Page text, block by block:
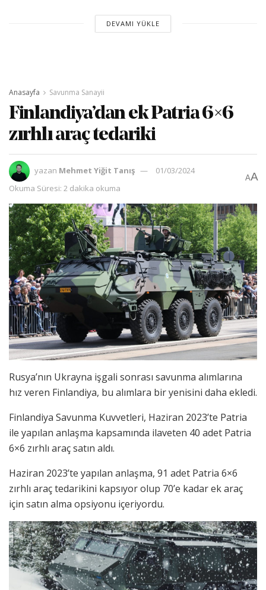
DEVAMI YÜKLE
Anasayfa Savunma Sanayii
Finlandiya’dan ek Patria 6×6
zırhlı araç tedariki
yazan Mehmet Yiğit Tanış
01/03/2024
Okuma Süresi: 2 dakika okuma
AA
Rusya’nın Ukrayna işgali sonrası savunma alımlarına
hız veren Finlandiya, bu alımlara bir yenisini daha ekledi.
Finlandiya Savunma Kuvvetleri, Haziran 2023’te Patria
ile yapılan anlaşma kapsamında ilaveten 40 adet Patria
6×6 zırhlı araç satın aldı.
Haziran 2023’te yapılan anlaşma, 91 adet Patria 6×6
zırhlı araç tedarikini kapsıyor olup 70’e kadar ek araç
için satın alma opsiyonu içeriyordu.